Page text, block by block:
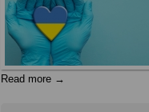
Read more →